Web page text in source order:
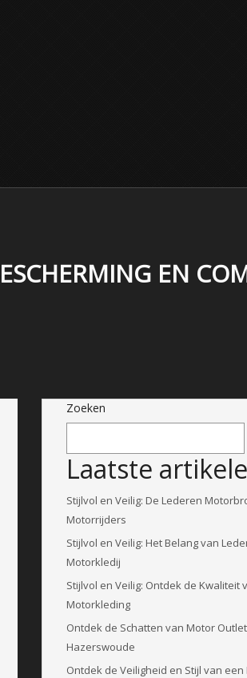
EN
Zoeken
Laatste
Stijlvol en Veilig: De Lederen
Motorrijders
Stijlvol en Veilig: Het Belang van
Motorkledij
Stijlvol en Veilig: Ontdek de Kwaliteit
Motorkleding
Ontdek de Schatten van Motor Outlet
Hazerswoude
Ontdek de Veiligheid en Stijl van een